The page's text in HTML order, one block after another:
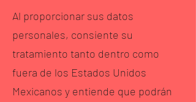
Al proporcionar sus datos
personales, consiente su
tratamiento tanto dentro como
fuera de los Estados Unidos
Mexicanos y entiende que podrán